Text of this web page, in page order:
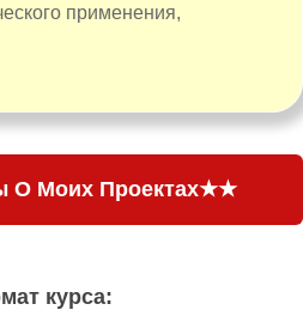
применения,
Моих Проектах★★
курса: